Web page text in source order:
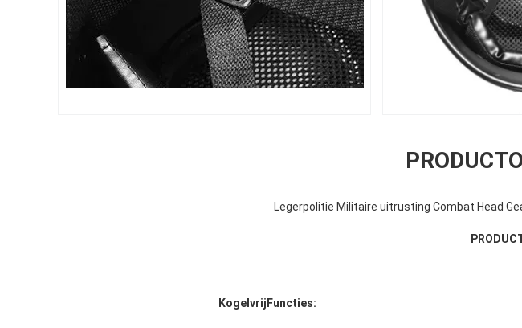
Legerpolitie Militaire uitrusting Combat Head
Kogelvrij Functies: